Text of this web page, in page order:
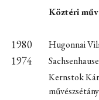
Köztéri
1980 Hugonnai
1974
Kernstok
művészsétány